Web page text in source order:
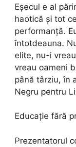
Eșecul e al
haotică și tot
performanță.
întotdeauna.
elite, nu-i
vreau oameni
până târziu, în
Negru pentru
Educație fără
Prezentatorul